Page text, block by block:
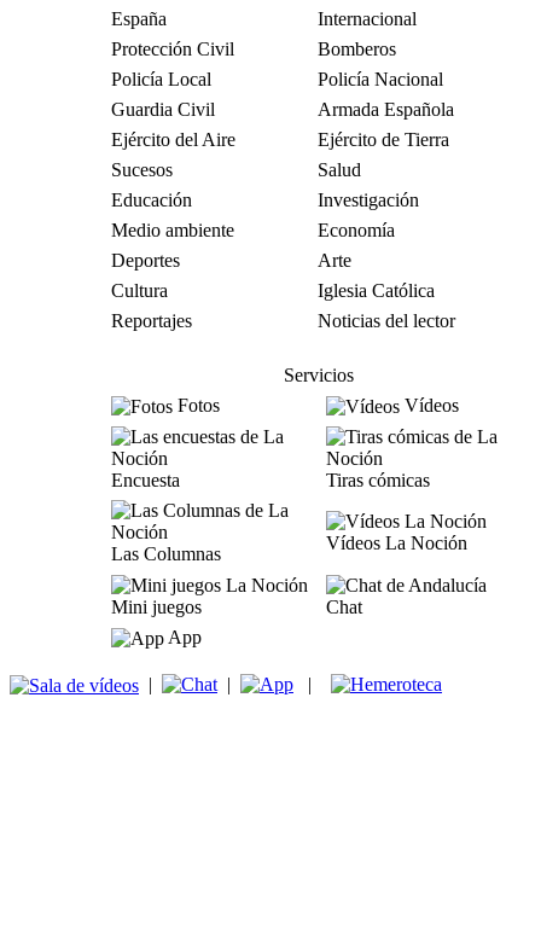
España
Internacional
Protección Civil
Bomberos
Policía Local
Policía Nacional
Guardia Civil
Armada Española
Ejército del Aire
Ejército de Tierra
Sucesos
Salud
Educación
Investigación
Medio ambiente
Economía
Deportes
Arte
Cultura
Iglesia Católica
Reportajes
Noticias del lector
Servicios
Fotos
Vídeos
Encuesta Tiras cómicas
Las Columnas
Vídeos La Noción
Mini juegos
Chat
App
| | |